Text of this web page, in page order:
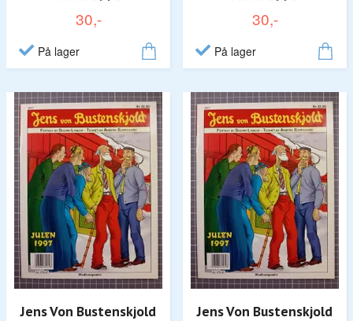
30,-
På lager
30,-
På lager
Jens Von Bustenskjold
Jens Von Bustenskjold